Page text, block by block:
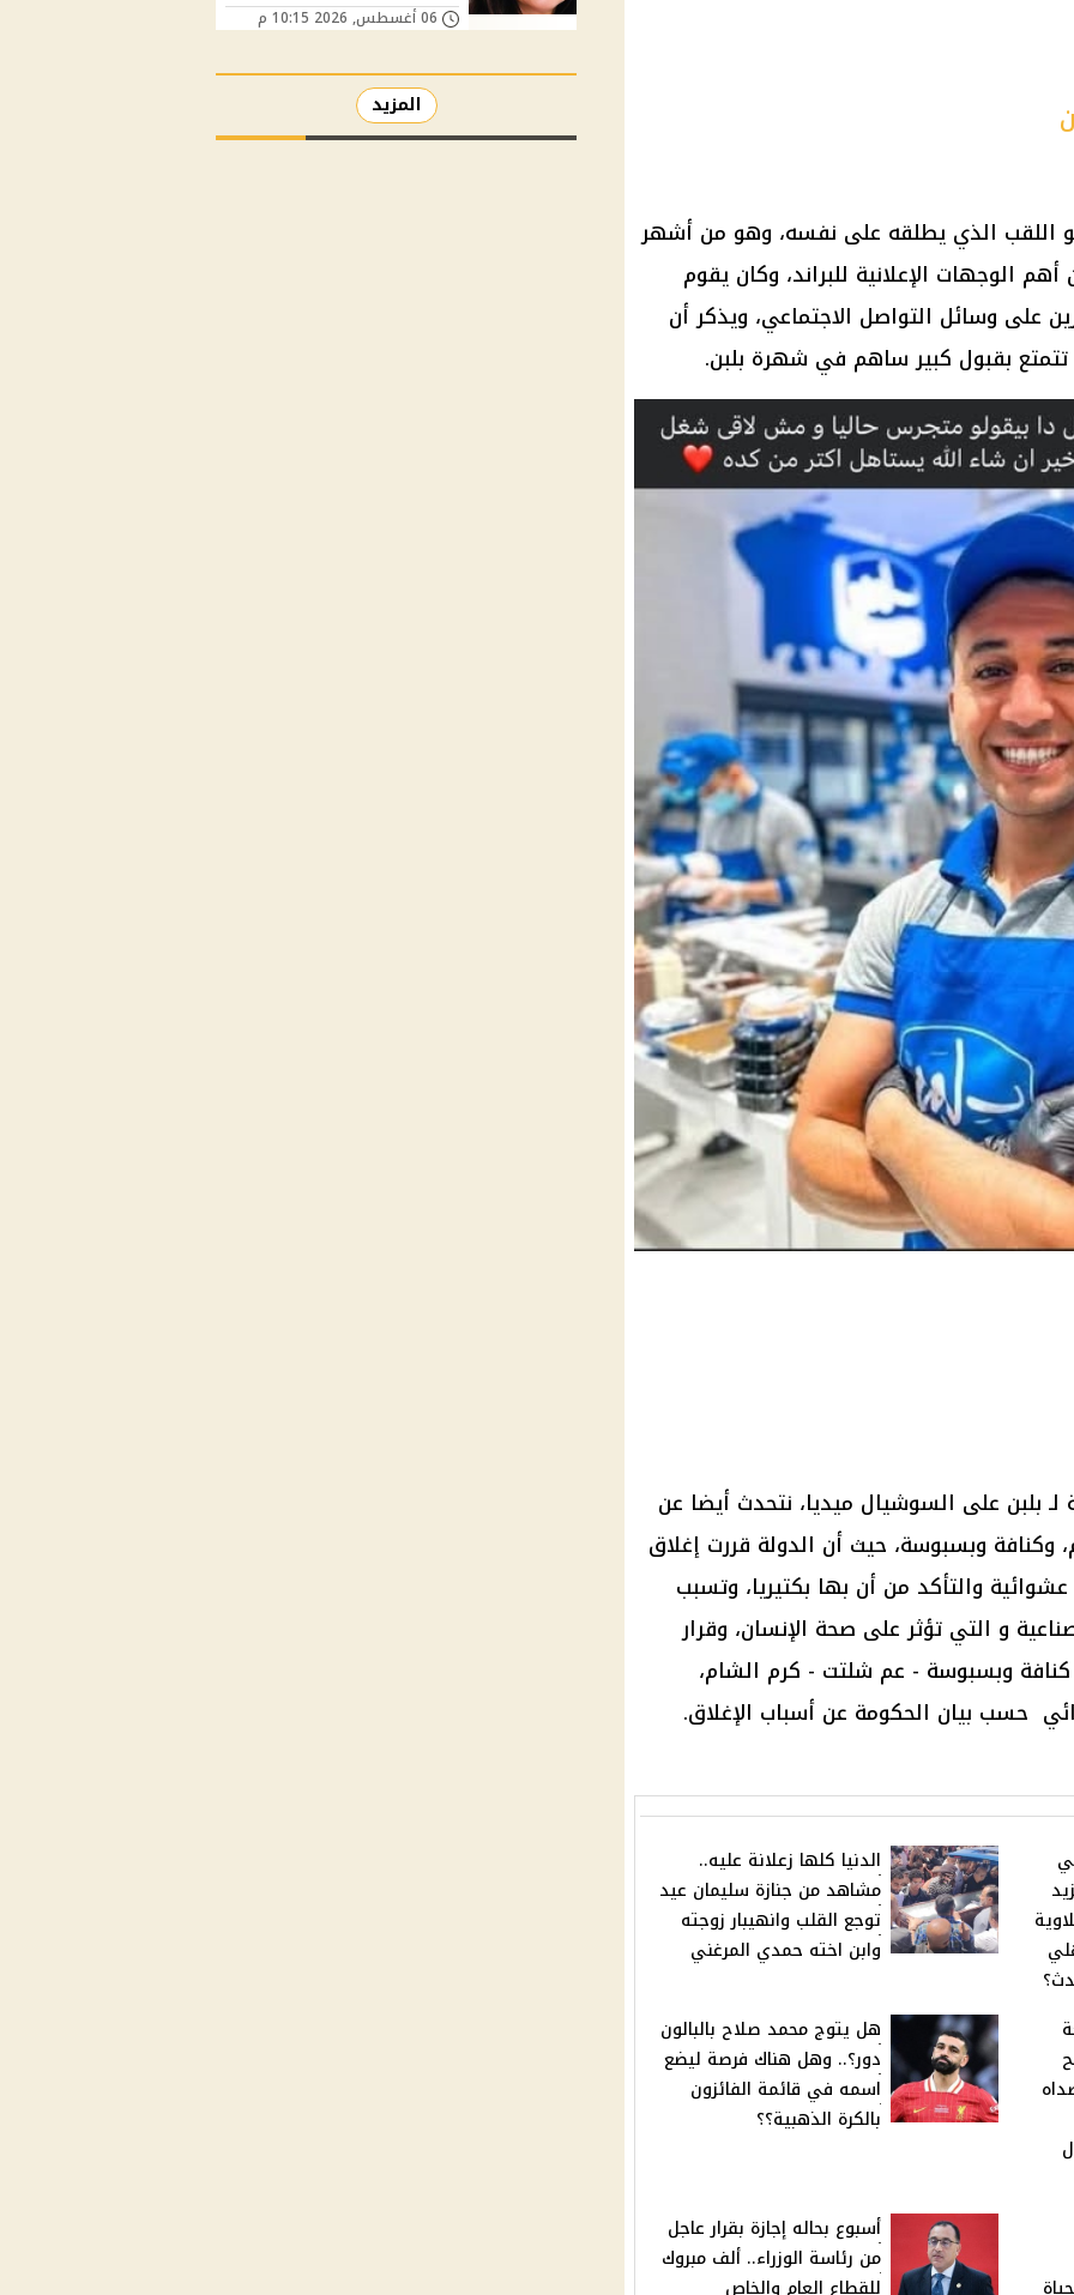
الذي يطلقه على نفسه، وهو من أشهر
أهم الوجهات الإعلانية للبراند، وكان يقوم
على وسائل التواصل الاجتماعي، ويذكر أن
بقبول كبير ساهم في شهرة بلبن.
بلبن على السوشيال ميديا، نتحدث أيضا عن
وكنافة وبسبوسة، حيث أن الدولة قررت إغلاق
والتأكد من أن بها بكتيريا، وتسبب
و التي تؤثر على صحة الإنسان، وقرار
كنافة وبسبوسة - عم شلتت - كرم الشام،
حسب بيان الحكومة عن أسباب الإغلاق.
الدنيا كلها زعلانة عليه..
مشاهد من جنازة سليمان عيد
توجع القلب وانهيبار زوجته
وابن اخته حمدي المرغني
هل يتوج محمد صلاح بالبالون
دور؟.. وهل هناك فرصة ليضع
اسمه في قائمة الفائزون
بالكرة الذهبية؟؟
أسبوع بحاله إجازة بقرار عاجل
من رئاسة الوزراء.. ألف مبروك
للقطاع العام والخاص
06 أغسطس, 2026 10:15 م
المزيد